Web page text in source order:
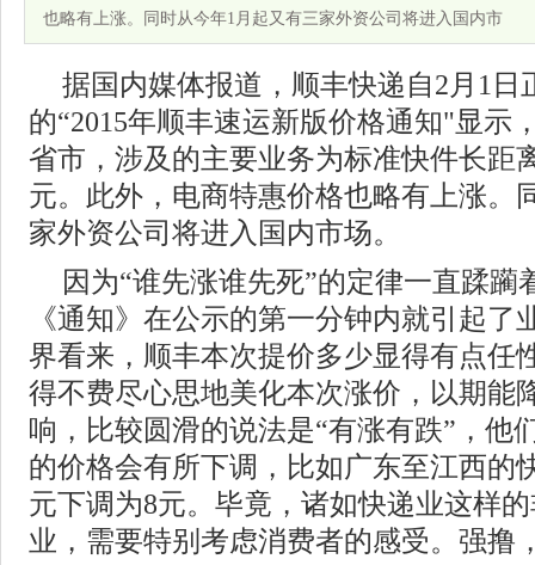
也略有上涨。同时从今年1月起又有三家外资公司将进入国内市
据国内媒体报道，顺丰快递自2月1日
的“2015年顺丰速运新版价格通知"显示
省市，涉及的主要业务为标准快件长距
元。此外，电商特惠价格也略有上涨。
家外资公司将进入国内市场。
因为“谁先涨谁先死”的定律一直蹂躏
《通知》在公示的第一分钟内就引起了
界看来，顺丰本次提价多少显得有点任
得不费尽心思地美化本次涨价，以期能
响，比较圆滑的说法是“有涨有跌”，他
的价格会有所下调，比如广东至江西的
元下调为8元。毕竟，诸如快递业这样
业，需要特别考虑消费者的感受。强撸